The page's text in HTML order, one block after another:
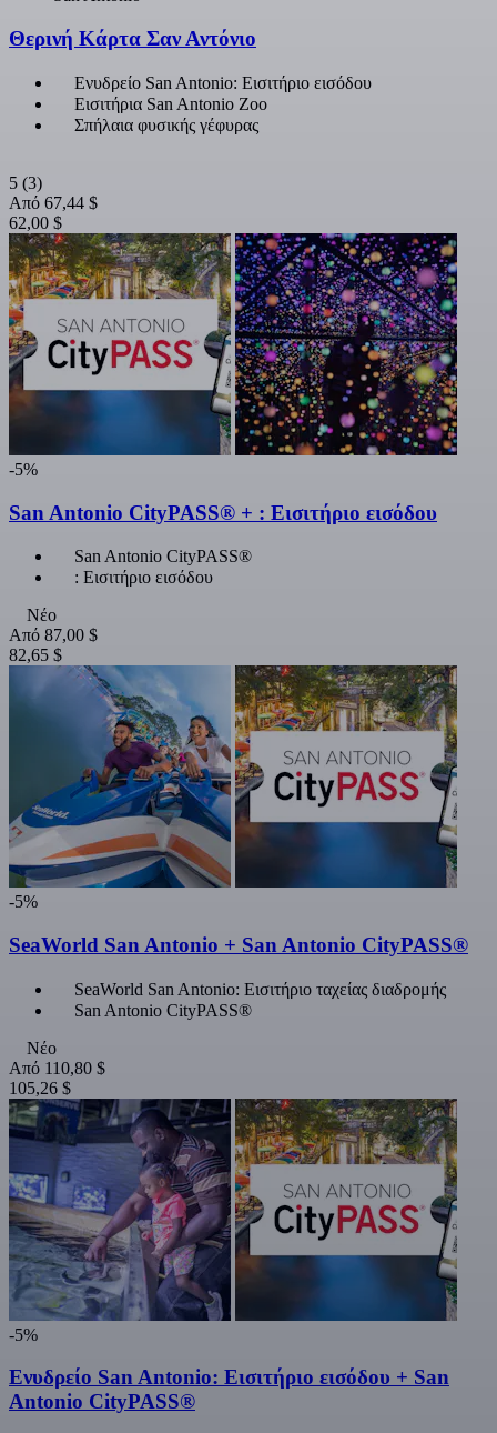
Θερινή Κάρτα Σαν Αντόνιο
Ενυδρείο San Antonio: Εισιτήριο εισόδου
Εισιτήρια San Antonio Zoo
Σπήλαια φυσικής γέφυρας
5 (3)
Από 67,44 $
62,00 $
-5%
San Antonio CityPASS® + : Εισιτήριο εισόδου
San Antonio CityPASS®
: Εισιτήριο εισόδου
Νέο
Από 87,00 $
82,65 $
-5%
SeaWorld San Antonio + San Antonio CityPASS®
SeaWorld San Antonio: Εισιτήριο ταχείας διαδρομής
San Antonio CityPASS®
Νέο
Από 110,80 $
105,26 $
-5%
Ενυδρείο San Antonio: Εισιτήριο εισόδου + San
Antonio CityPASS®